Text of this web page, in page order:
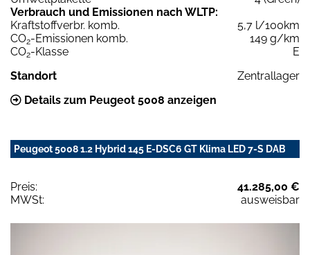
Verbrauch und Emissionen nach WLTP:
Kraftstoffverbr. komb.
5,7 l/100km
CO2-Emissionen komb.
149 g/km
CO2-Klasse
E
Standort
Zentrallager
Details zum Peugeot 5008 anzeigen
Peugeot 5008 1.2 Hybrid 145 E-DSC6 GT Klima LED 7-S DAB
Preis:
41.285,00 €
MWSt:
ausweisbar